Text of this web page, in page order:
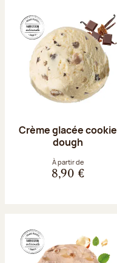
Crème glacée cookie
dough
À partir de
8,90 €